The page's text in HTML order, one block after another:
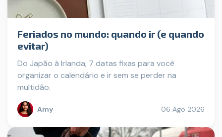
Feriados no mundo: quando ir (e quando
evitar)
Do Japão à Irlanda, 7 datas fixas para você
organizar o calendário e ir sem se perder na
multidão.
Amy 06 Ago 2026